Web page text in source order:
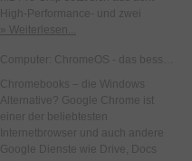
High-Performance- und zwei
» Weiterlesen...
Chromebooks – die Windows
Alternative? Google Chrome ist
einer der beliebtesten
Internetbrowser und auch andere
Google Dienste wie Drive, Docs